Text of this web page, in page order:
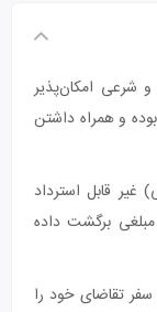
شرعی امکان‌پذیر
و همراه داشتن
غیر قابل استرداد
برگشت داده
تقاضای خود را